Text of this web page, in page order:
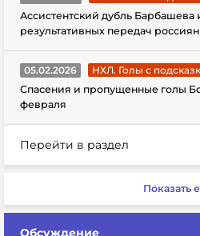
Ассистентский дубль Барбашева
результативных передач
05.02.2026
НХЛ. Голы с
Спасения и пропущенные голы
февраля
Перейти в раздел
Показать
Обсуждение